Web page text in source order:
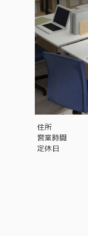
住所
営業時間
定休日